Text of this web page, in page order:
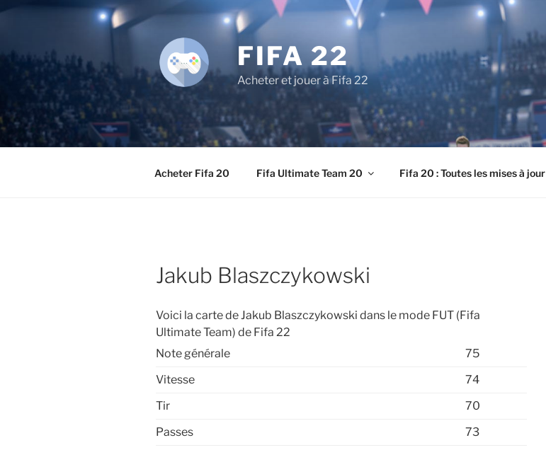
principal
FIFA 22
Acheter et jouer à Fifa 22
Acheter Fifa 20 Fifa Ultimate Team 20 Fifa 20 : Toutes les mises à jour
Jakub Blaszczykowski
Voici la carte de Jakub Blaszczykowski dans le mode FUT (Fifa
Ultimate Team) de Fifa 22
Note générale
75
Vitesse
74
Tir
70
Passes
73